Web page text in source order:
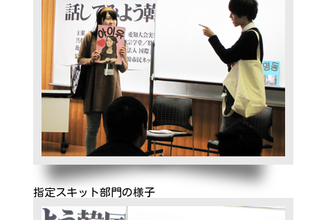
指定スキット部門の様子